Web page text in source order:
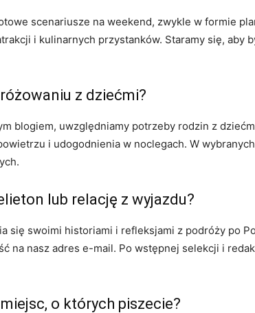
scenariusze na weekend, zwykle w formie
i kulinarnych przystanków. Staramy się, aby
z dziećmi?
blogiem, uwzględniamy potrzeby rodzin z
i udogodnienia w noclegach. W
lub relację z wyjazdu?
się swoimi historiami i refleksjami z podróży po
na nasz adres e-mail. Po wstępnej selekcji i
o których piszecie?